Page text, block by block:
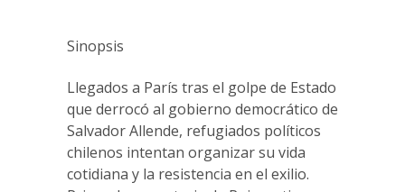
Sinopsis
Llegados a París tras el golpe de Estado
que derrocó al gobierno democrático de
Salvador Allende, refugiados políticos
chilenos intentan organizar su vida
cotidiana y la resistencia en el exilio.